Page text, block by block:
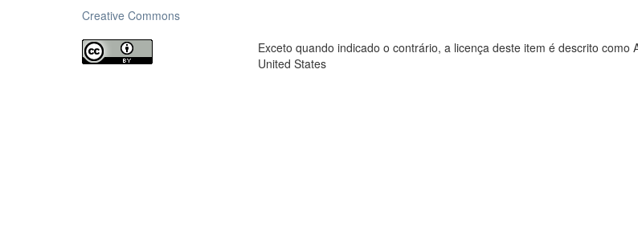
Creative Commons
Exceto quando indicado o contrário, a licença deste item é descrito como
United States